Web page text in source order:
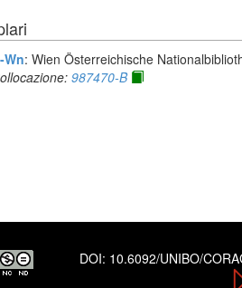
Wn: Wien Österreichische
987470-B
DOI: 10.6092/UNIBO/